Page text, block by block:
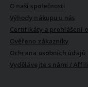
O naší společnosti
Výhody nákupu u nás
Certifikáty a prohlášení
Ověřeno zákazníky
Ochrana osobních údajů
Vydělávejte s námi /